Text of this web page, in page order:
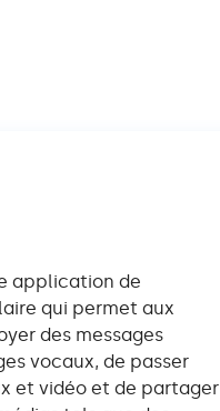
application de
qui permet aux
des messages
vocaux, de passer
et vidéo et de partager